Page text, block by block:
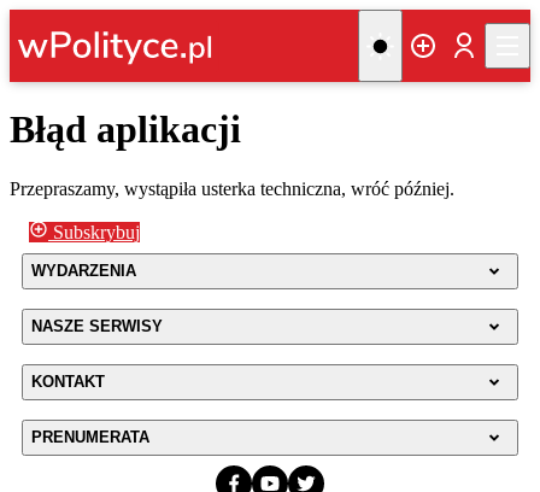
Błąd aplikacji
Przepraszamy, wystąpiła usterka techniczna, wróć później.
Subskrybuj
WYDARZENIA
NASZE SERWISY
KONTAKT
PRENUMERATA